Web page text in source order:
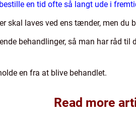
en tid ofte så langt ude i
skal laves ved ens tænder, men du
behandlinger, så man har råd
en fra at blive behandlet.
Read more